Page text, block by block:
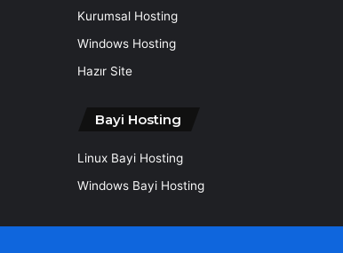
Kurumsal Hosting
Windows Hosting
Hazır Site
Bayi Hosting
Linux Bayi Hosting
Windows Bayi Hosting